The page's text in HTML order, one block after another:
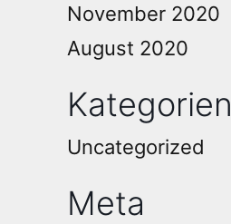
November 2020
August 2020
Kategorien
Uncategorized
Meta